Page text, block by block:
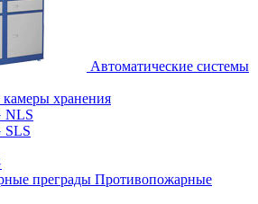
Автоматические системы
хранения
NLS
SLS
Противопожарные